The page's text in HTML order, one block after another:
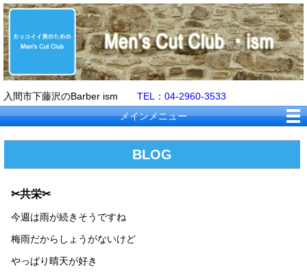
入間市下藤沢のBarber ism TEL：04-2960-3533
メインメニュー
BLOG
✂共栄✂
今週は雨が続きそうですね
梅雨だからしょうがないけど
やっぱり晴天が好き